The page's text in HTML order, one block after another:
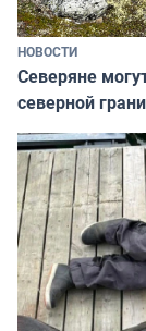
НОВОСТИ
Северяне
северной